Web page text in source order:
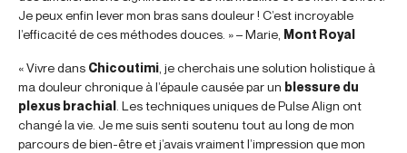
Je peux enfin lever mon bras sans douleur ! C’est incroyable
l’efficacité de ces méthodes douces. » – Marie, Mont Royal
« Vivre dans Chicoutimi , je cherchais une solution holistique à
ma douleur chronique à l’épaule causée par un blessure du
plexus brachial . Les techniques uniques de Pulse Align ont
changé la vie. Je me suis senti soutenu tout au long de mon
parcours de bien-être et j’avais vraiment l’impression que mon